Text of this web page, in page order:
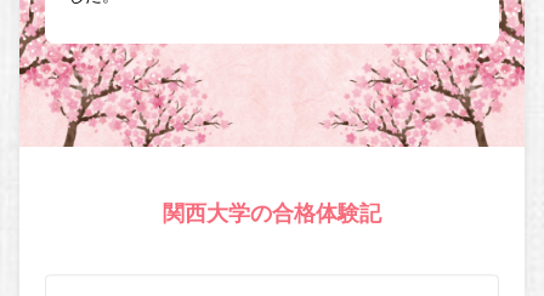
関西大学の合格体験記